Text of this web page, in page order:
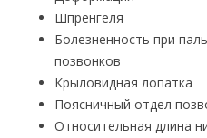
Шпренгеля
Болезненность при
позвонков
Крыловидная лопатка
Поясничный отдел
Относительная длина